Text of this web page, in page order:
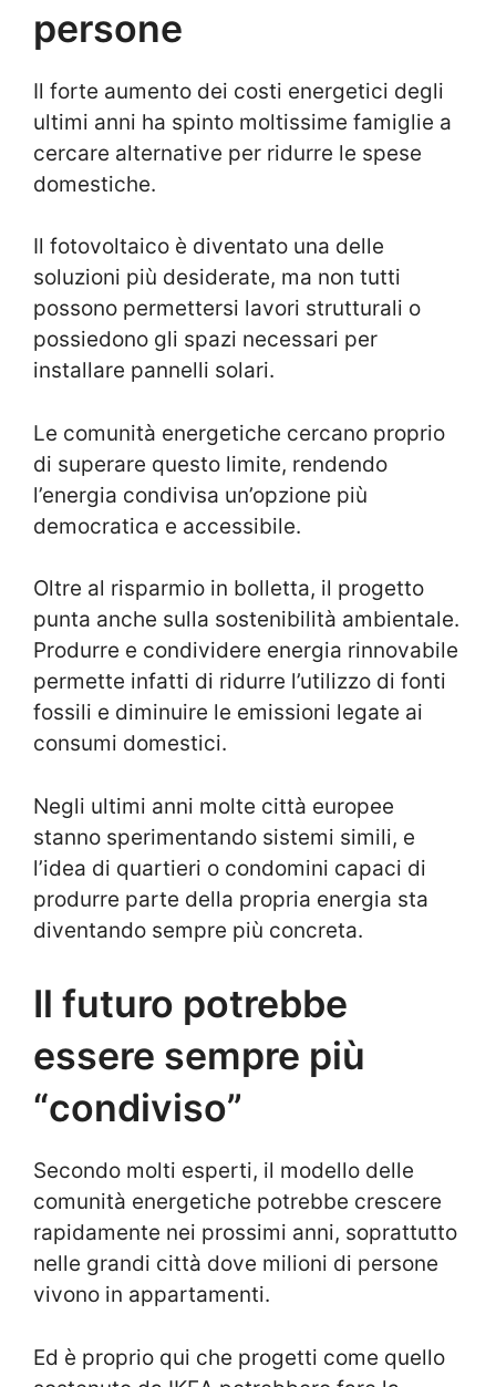
persone
Il forte aumento dei costi energetici degli
ultimi anni ha spinto moltissime famiglie a
cercare alternative per ridurre le spese
domestiche.
Il fotovoltaico è diventato una delle
soluzioni più desiderate, ma non tutti
possono permettersi lavori strutturali o
possiedono gli spazi necessari per
installare pannelli solari.
Le comunità energetiche cercano proprio
di superare questo limite, rendendo
l’energia condivisa un’opzione più
democratica e accessibile.
Oltre al risparmio in bolletta, il progetto
punta anche sulla sostenibilità ambientale.
Produrre e condividere energia rinnovabile
permette infatti di ridurre l’utilizzo di fonti
fossili e diminuire le emissioni legate ai
consumi domestici.
Negli ultimi anni molte città europee
stanno sperimentando sistemi simili, e
l’idea di quartieri o condomini capaci di
produrre parte della propria energia sta
diventando sempre più concreta.
Il futuro potrebbe
essere sempre più
“condiviso”
Secondo molti esperti, il modello delle
comunità energetiche potrebbe crescere
rapidamente nei prossimi anni, soprattutto
nelle grandi città dove milioni di persone
vivono in appartamenti.
Ed è proprio qui che progetti come quello